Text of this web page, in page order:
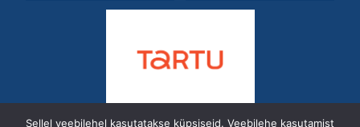
Sellel veebilehel kasutatakse küpsiseid. Veebilehe kasutamist